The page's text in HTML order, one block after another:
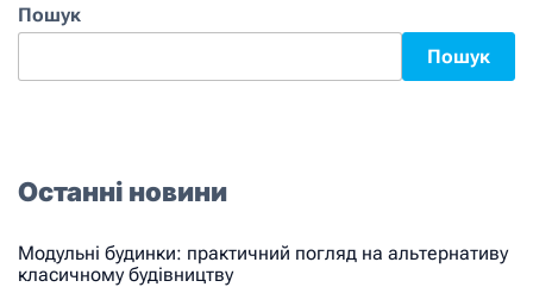
Пошук
Пошук
Останні новини
Модульні будинки: практичний погляд на альтернативу
класичному будівництву